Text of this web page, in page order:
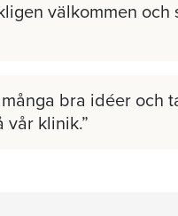
välkommen
bra idéer och
vår klinik.